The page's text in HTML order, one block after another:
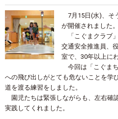
7月15日(水)、そ
が開催されました。
「こぐまクラブ
交通安全推進員、
室で、30年以上に
今回は「こぐま
への飛び出しがとても危ないことを学
道を渡る練習をしました。
園児たちは緊張しながらも、左右確
実践してくれました。